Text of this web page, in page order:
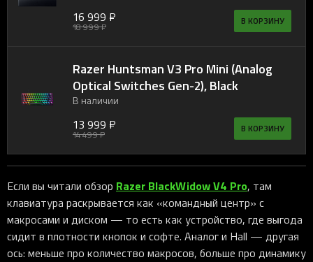
16 999 ₽
18 999 ₽ В КОРЗИНУ
Razer Huntsman V3 Pro Mini (Analog
Optical Switches Gen-2), Black
В наличии
13 999 ₽
14 499 ₽ В КОРЗИНУ
Если вы читали обзор Razer BlackWidow V4 Pro, там
клавиатура раскрывается как «командный центр» с
макросами и диском — то есть как устройство, где выгода
сидит в плотности кнопок и софте. Аналог и Hall — другая
ось: меньше про количество макросов, больше про динамику